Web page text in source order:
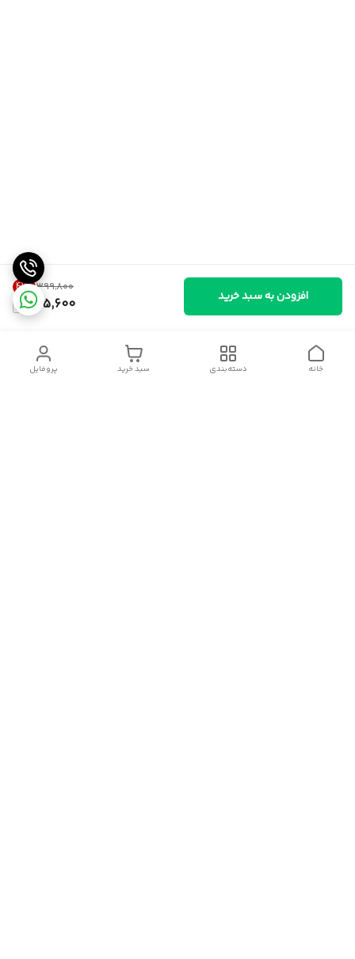
۳۹۹٬۸۰۰ 41%
235,600 افزودن به سبد خرید
پروفایل سبد خرید دسته‌بندی خانه